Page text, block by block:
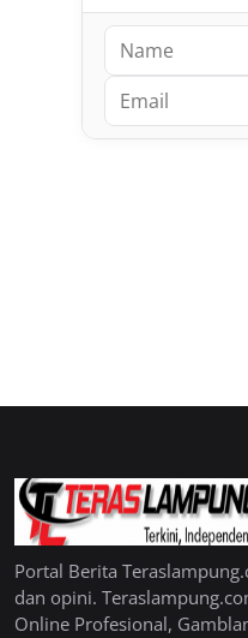
Portal Berita
dan opini.
Online Profesional,